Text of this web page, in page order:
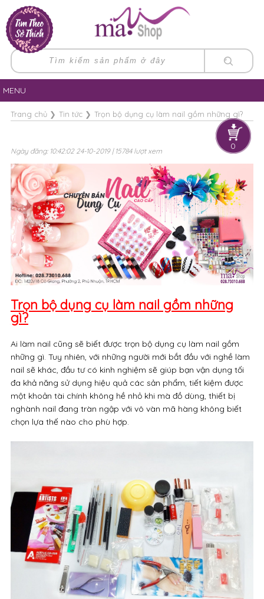
0
MENU
Trang chủ❯ Tin tức❯ Trọn bộ dụng cụ làm nail gồm những gì?
Ngày đăng: 10:42:02 24-10-2019 | 15784 lượt xem
Trọn bộ dụng cụ làm nail gồm những
gì?
Ai làm nail cũng sẽ biết được trọn bộ dụng cụ làm nail gồm
những gì. Tuy nhiên, với những người mới bắt đầu với nghề làm
nail sẽ khác, đầu tư có kinh nghiệm sẽ giúp bạn vận dụng tối
đa khả năng sử dụng hiệu quả các sản phẩm, tiết kiệm được
một khoản tài chính không hề nhỏ khi mà đồ dùng, thiết bị
nghành nail đang tràn ngập với vô vàn mã hàng không biết
chọn lựa thế nào cho phù hợp.